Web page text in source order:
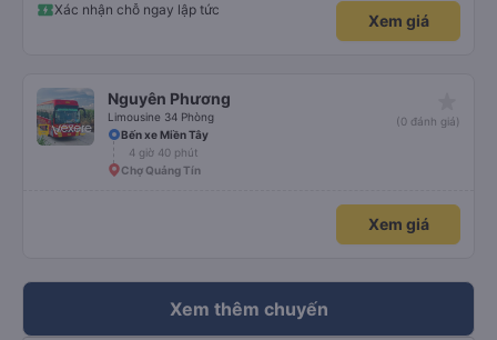
Xác nhận chỗ ngay lập tức
Xem giá
Nguyên Phương
Limousine 34 Phòng
(0 đánh giá)
Bến xe Miền Tây
4 giờ 40 phút
Chợ Quảng Tín
Xem giá
Xem thêm chuyến